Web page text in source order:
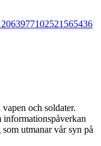
2063977102521565436
och soldater.
informationspåverkan
utmanar vår syn på